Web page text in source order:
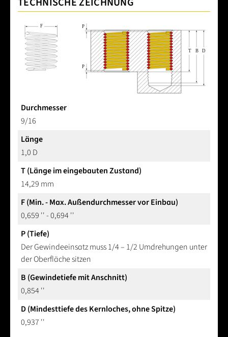
Durchmesser
9/16
Länge
1,0 D
T (Länge im eingebauten Zustand)
14,29 mm
F (Min. - Max. Außendurchmesser vor Einbau)
0,659 '' - 0,694 ''
P (Tiefe)
Der Gewindeeinsatz muss 1/4 – 1/2 Umdrehungen unter
der Oberfläche sitzen
B (Gewindetiefe mit Anschnitt)
0,854 ''
D (Mindesttiefe des Kernloches, ohne Spitze)
0,937 ''